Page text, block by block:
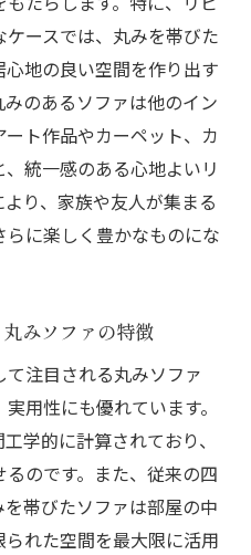
るソファの特徴
グに温かみを与える
ないためのアドバイス
現するデザイン
る静かな癒しの空間
くい形状の秘密
ースでは、丸みを帯びた
地の良い空間を作り出す
のあるソファは他のイン
ト作品やカーペット、カ
統一感のある心地よいリ
り、家族や友人が集まる
に楽しく豊かなものにな
みソファの特徴
注目される丸みソファ
用性にも優れています。
学的に計算されており、
のです。また、従来の四
帯びたソファは部屋の中
れた空間を最大限に活用